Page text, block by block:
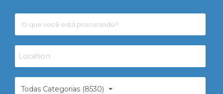
Todas Categorias (8530)